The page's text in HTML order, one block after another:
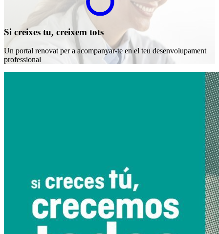
Si creixes tu, creixem tots
Un portal renovat per a acompanyar-te en el teu desenvolupament
professional